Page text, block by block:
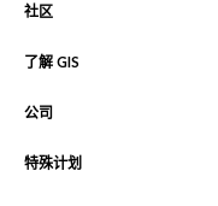
ArcGIS 概览
制图
社区
Esri 社区
ArcGIS 博客
了解 GIS
什么是 GIS？
位置智能
公司
关于 Esri
特殊计划